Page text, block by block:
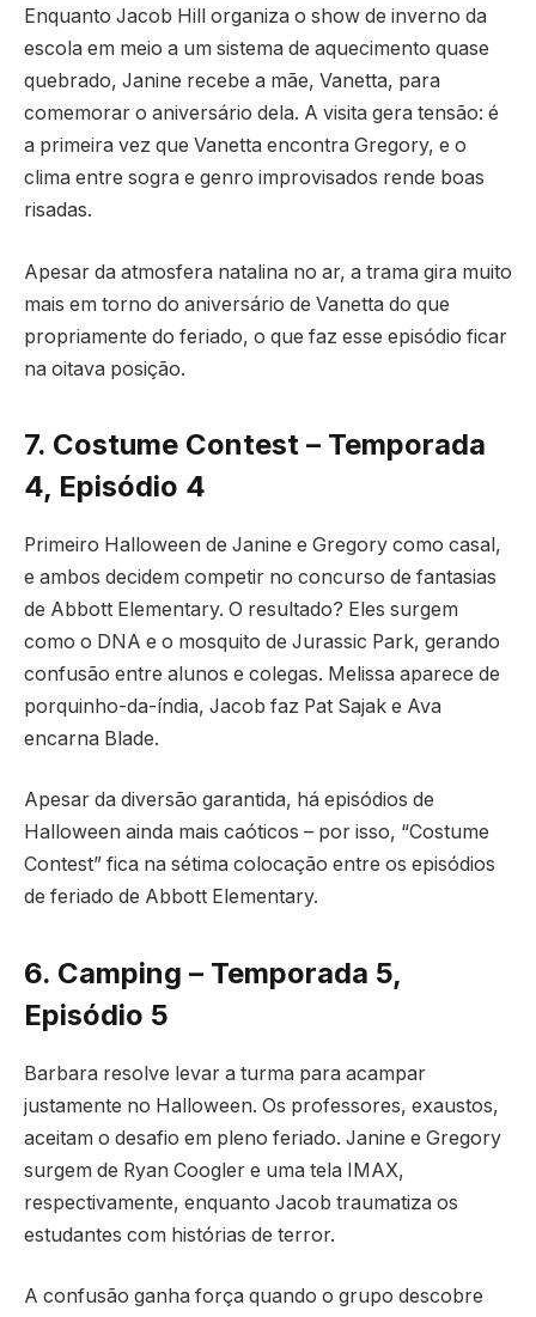
Enquanto Jacob Hill organiza o show de inverno da
escola em meio a um sistema de aquecimento quase
quebrado, Janine recebe a mãe, Vanetta, para
comemorar o aniversário dela. A visita gera tensão: é
a primeira vez que Vanetta encontra Gregory, e o
clima entre sogra e genro improvisados rende boas
risadas.
Apesar da atmosfera natalina no ar, a trama gira muito
mais em torno do aniversário de Vanetta do que
propriamente do feriado, o que faz esse episódio ficar
na oitava posição.
7. Costume Contest – Temporada
4, Episódio 4
Primeiro Halloween de Janine e Gregory como casal,
e ambos decidem competir no concurso de fantasias
de Abbott Elementary. O resultado? Eles surgem
como o DNA e o mosquito de Jurassic Park, gerando
confusão entre alunos e colegas. Melissa aparece de
porquinho-da-índia, Jacob faz Pat Sajak e Ava
encarna Blade.
Apesar da diversão garantida, há episódios de
Halloween ainda mais caóticos – por isso, “Costume
Contest” fica na sétima colocação entre os episódios
de feriado de Abbott Elementary.
6. Camping – Temporada 5,
Episódio 5
Barbara resolve levar a turma para acampar
justamente no Halloween. Os professores, exaustos,
aceitam o desafio em pleno feriado. Janine e Gregory
surgem de Ryan Coogler e uma tela IMAX,
respectivamente, enquanto Jacob traumatiza os
estudantes com histórias de terror.
A confusão ganha força quando o grupo descobre